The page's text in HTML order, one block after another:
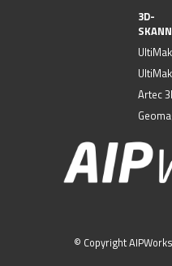
3D-
Artec
© Copyright